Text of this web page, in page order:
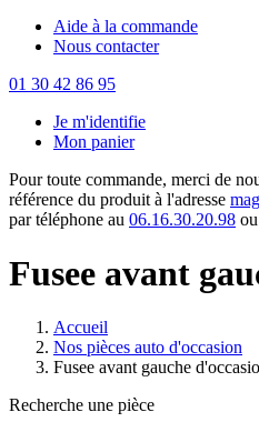
Aide à la commande
Nous contacter
01 30 42 86 95
Je m'identifie
Mon panier
Pour toute commande, merci de
référence du produit à l'adresse
par téléphone au 06.16.30.20.98 ou
Fusee avant
Accueil
Nos pièces auto d'occasion
Fusee avant gauche
Recherche une pièce